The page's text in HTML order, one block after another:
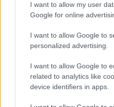
I want to allow my user
Google for online
I want to allow Google to
personalized advertising.
I want to allow Google to
related to analytics like
device identifiers in apps.
Paks II.:
árnyékában?